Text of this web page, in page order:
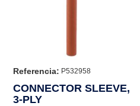
Referencia: P532958
CONNECTOR SLEEVE,
3-PLY